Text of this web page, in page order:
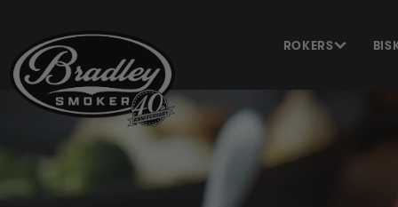
CONTENT
ROKERS